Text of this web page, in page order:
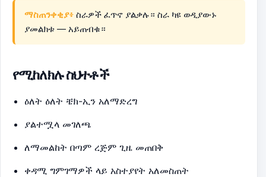
ማስጠንቀቂያ፥ ስራዎች ፈጥኖ ያልቃሉ። ስራ ካዩ ወዲያውኑ
ያመልክቱ — አይጠብቁ።
የሚከለክሉ ስህተቶች
ዕለት ዕለት ቼክ-ኢን አለማድረግ
ያልተሟላ መገለጫ
ለማመልከት በጣም ረጅም ጊዜ መጠበቅ
ቀዳሚ ግምገማዎች ላይ አስተያየት አለመስጠት